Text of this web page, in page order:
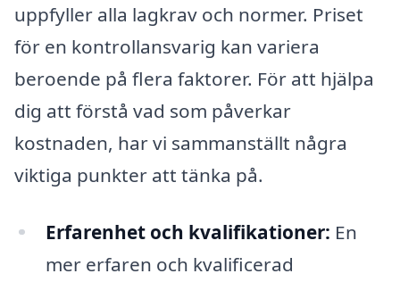
uppfyller alla lagkrav och normer. Priset
för en kontrollansvarig kan variera
beroende på flera faktorer. För att hjälpa
dig att förstå vad som påverkar
kostnaden, har vi sammanställt några
viktiga punkter att tänka på.
Erfarenhet och kvalifikationer: En
mer erfaren och kvalificerad